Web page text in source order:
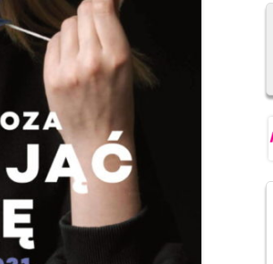
ŚWIEBOCKIEGO W BARCICACH